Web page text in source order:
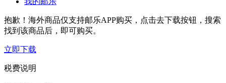
抱歉！海外商品仅支持邮乐APP购买，点击去下载按钮，搜索
找到该商品后，即可购买。
立即下载
税费说明